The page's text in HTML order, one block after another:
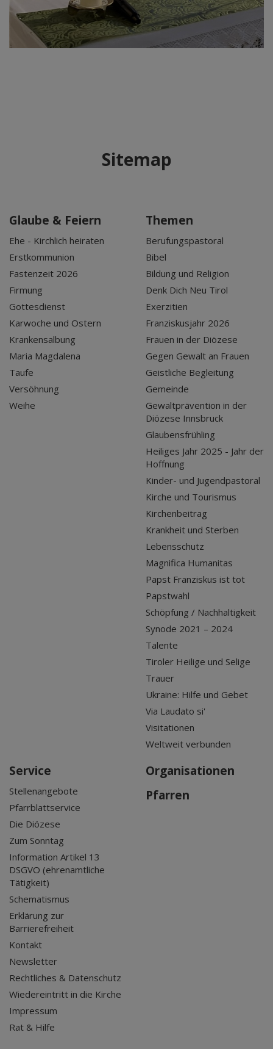
Sitemap
Glaube & Feiern
Ehe - Kirchlich heiraten
Erstkommunion
Fastenzeit 2026
Firmung
Gottesdienst
Karwoche und Ostern
Krankensalbung
Maria Magdalena
Taufe
Versöhnung
Weihe
Themen
Berufungspastoral
Bibel
Bildung und Religion
Denk Dich Neu Tirol
Exerzitien
Franziskusjahr 2026
Frauen in der Diözese
Gegen Gewalt an Frauen
Geistliche Begleitung
Gemeinde
Gewaltprävention in der
Diözese Innsbruck
Glaubensfrühling
Heiliges Jahr 2025 - Jahr der
Hoffnung
Kinder- und Jugendpastoral
Kirche und Tourismus
Kirchenbeitrag
Krankheit und Sterben
Lebensschutz
Magnifica Humanitas
Papst Franziskus ist tot
Papstwahl
Schöpfung / Nachhaltigkeit
Synode 2021 – 2024
Talente
Tiroler Heilige und Selige
Trauer
Ukraine: Hilfe und Gebet
Via Laudato si'
Visitationen
Weltweit verbunden
Service
Stellenangebote
Pfarrblattservice
Die Diözese
Zum Sonntag
Information Artikel 13
DSGVO (ehrenamtliche
Tätigkeit)
Schematismus
Erklärung zur
Barrierefreiheit
Kontakt
Newsletter
Rechtliches & Datenschutz
Wiedereintritt in die Kirche
Impressum
Rat & Hilfe
Organisationen
Pfarren